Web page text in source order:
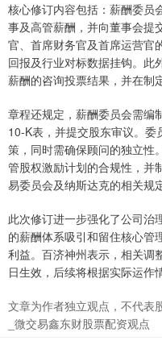
核心修订内容包括：薪酬委员
事及高管薪酬，并向董事会提
官、首席财务官及首席运营官
回报及行业对标数据挂钩。此
薪酬的咨询投票结果，并在制
章程还规定，薪酬委员会需编
10-K表，并提交股东审议。
策，同时需确保顾问的独立性
管股权激励计划的合规性，并
易委员会及纳斯达克的相关规定
此次修订进一步强化了公司治
的薪酬体系吸引和留住核心管
利益。百济神州表示，相关调
日生效，后续将根据实际运作
文章为作者独立观点，不代表
_微交易鑫东财股票配资观点